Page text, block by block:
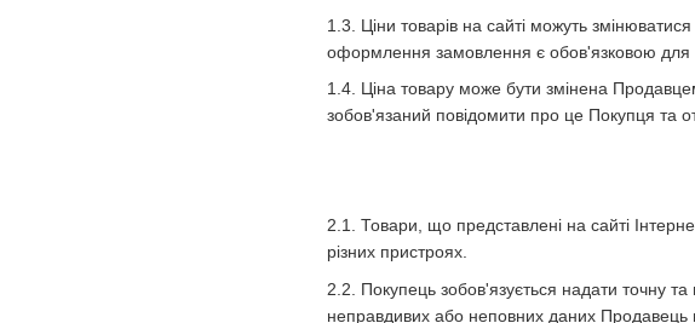
1.3. Ціни товарів на сайті можуть
оформлення замовлення є обов'язковою для
1.4. Ціна товару може бути змінена
зобов'язаний повідомити про це Покупця та
2.1. Товари, що представлені на сайті
різних пристроях.
2.2. Покупець зобов'язується надати точну
неправдивих або неповних даних Продавець